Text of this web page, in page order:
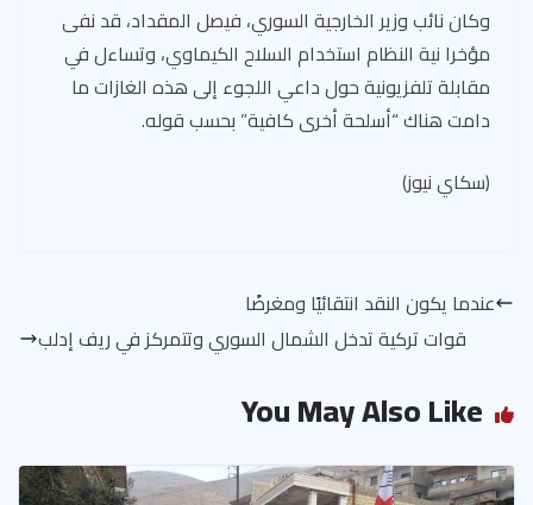
وكان نائب وزير الخارجية السوري، فيصل المقداد، قد نفى
مؤخرا نية النظام استخدام السلاح الكيماوي، وتساءل في
مقابلة تلفزيونية حول داعي اللجوء إلى هذه الغازات ما
دامت هناك “أسلحة أخرى كافية” بحسب قوله.
(سكاي نيوز)
عندما يكون النقد انتقائيًا ومغرضًا
قوات تركية تدخل الشمال السوري وتتمركز في ريف إدلب
You May Also Like